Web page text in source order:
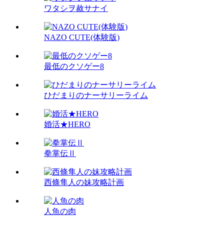
ワタシヲ赦サナイ
NAZO CUTE(体験版)
最低のクソゲー8
ひだまりのナーサリーライム
婚活★HERO
拳掌伝Ⅱ
西條隼人の妹攻略計画
人魚の肉